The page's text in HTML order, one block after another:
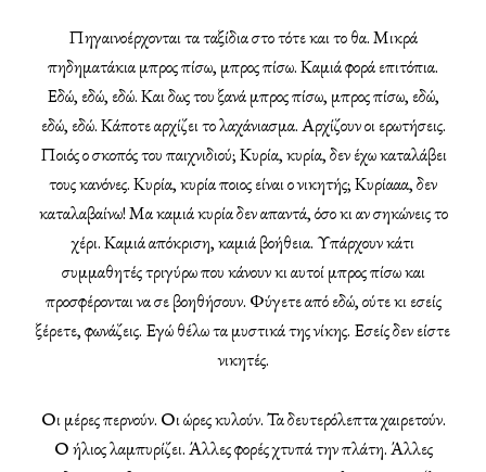
Πηγαινοέρχονται τα ταξίδια στο τότε και το θα. Μικρά
πηδηματάκια μπρος πίσω, μπρος πίσω. Καμιά φορά επιτόπια.
Εδώ, εδώ, εδώ. Και δως του ξανά μπρος πίσω, μπρος πίσω, εδώ,
εδώ, εδώ. Κάποτε αρχίζει το λαχάνιασμα. Αρχίζουν οι ερωτήσεις.
Ποιός ο σκοπός του παιχνιδιού; Κυρία, κυρία, δεν έχω καταλάβει
τους κανόνες. Κυρία, κυρία ποιος είναι ο νικητής; Κυρίααα, δεν
καταλαβαίνω! Μα καμιά κυρία δεν απαντά, όσο κι αν σηκώνεις το
χέρι. Καμιά απόκριση, καμιά βοήθεια. Υπάρχουν κάτι
συμμαθητές τριγύρω που κάνουν κι αυτοί μπρος πίσω και
προσφέρονται να σε βοηθήσουν. Φύγετε από εδώ, ούτε κι εσείς
ξέρετε, φωνάζεις. Εγώ θέλω τα μυστικά της νίκης. Εσείς δεν είστε
νικητές.
Οι μέρες περνούν. Οι ώρες κυλούν. Τα δευτερόλεπτα χαιρετούν.
Ο ήλιος λαμπυρίζει. Άλλες φορές χτυπά την πλάτη. Άλλες